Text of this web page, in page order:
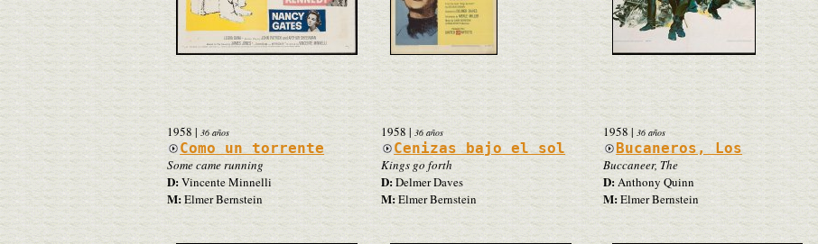
1958 | 36 años
Como un torrente
Some came running
D: Vincente Minnelli
M:Elmer Bernstein
1958 | 36 años
Cenizas bajo el sol
Kings go forth
D:Delmer Daves
M:Elmer Bernstein
1958 | 36 años
Bucaneros, Los
Buccaneer, The
D:Anthony Quinn
M:Elmer Bernstein